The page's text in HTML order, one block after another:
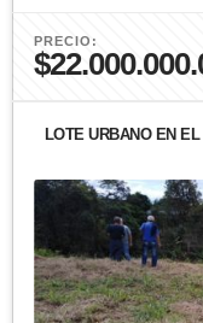
PRECIO:
LOTE URBANO EN